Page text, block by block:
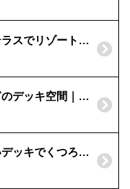
河合町：ココマのテラスでリゾート気分｜オープンテラス腰壁タイプ
東大阪市：くつろぎのデッキ空間｜ウッドデッキに目かくし事例
奈良県香芝市：広いデッキでくつろぎの空間を｜「三協」ひとと木・ナチュレで明るいイメージ